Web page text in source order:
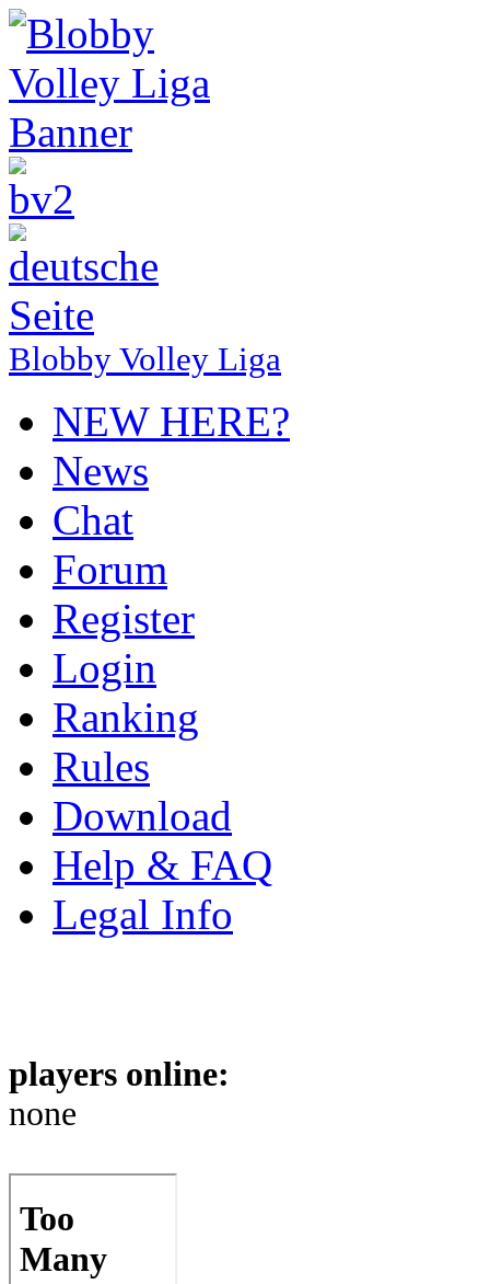
Blobby Volley Liga
NEW HERE?
News
Chat
Forum
Register
Login
Ranking
Rules
Download
Help & FAQ
Legal Info
players online:
none